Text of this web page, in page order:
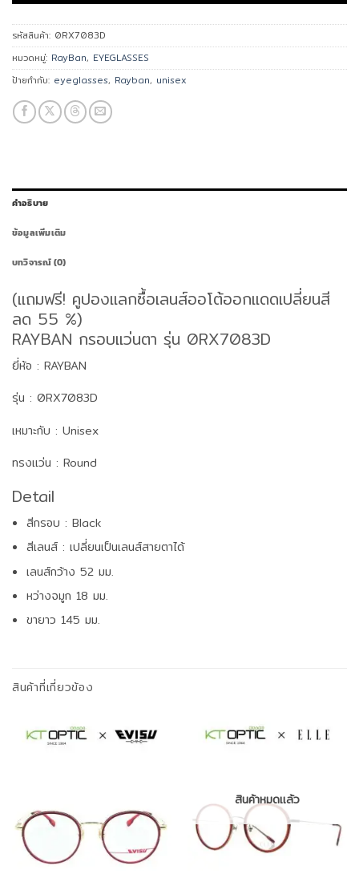
รหัสสินค้า: 0RX7083D
หมวดหมู่: RayBan, EYEGLASSES
ป้ายกำกับ: eyeglasses, Rayban, unisex
คำอธิบาย
ข้อมูลเพิ่มเติม
บทวิจารณ์ (0)
(แถมฟรี! คูปองแลกซื้อเลนส์ออโต้ออกแดดเปลี่ยนสี
ลด 55 %)
RAYBAN กรอบแว่นตา รุ่น 0RX7083D
ยี่ห้อ : RAYBAN
รุ่น : 0RX7083D
เหมาะกับ : Unisex
ทรงแว่น : Round
Detail
สีกรอบ : Black
สีเลนส์ : เปลี่ยนเป็นเลนส์สายตาได้
เลนส์กว้าง 52 มม.
หว่างจมูก 18 มม.
ขายาว 145 มม.
สินค้าที่เกี่ยวข้อง
สินค้าหมดแล้ว